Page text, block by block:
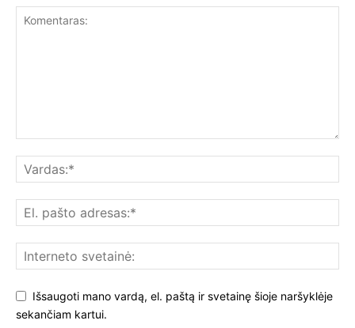
Išsaugoti mano vardą, el. paštą ir svetainę šioje naršyklėje
sekančiam kartui.